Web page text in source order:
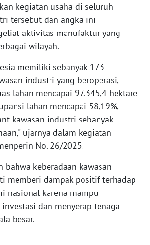
kegiatan usaha di seluruh
tersebut dan angka ini
aktivitas manufaktur yang
wilayah.
memiliki sebanyak 173
industri yang beroperasi,
lahan mencapai 97.345,4 hektare
lahan mencapai 58,19%,
kawasan industri sebanyak
ujarnya dalam kegiatan
No. 26/2025.
bahwa keberadaan kawasan
memberi dampak positif terhadap
nasional karena mampu
dan menyerap tenaga
besar.